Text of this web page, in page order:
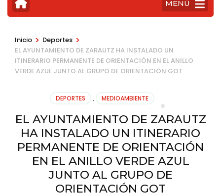
MENÚ
Inicio > Deportes >
EL AYUNTAMIENTO DE ZARAUTZ HA INSTALADO UN
ITINERARIO PERMANENTE DE ORIENTACIÓN EN EL ANILLO
VERDE AZUL JUNTO AL GRUPO DE ORIENTACIÓN GOT
DEPORTES , MEDIOAMBIENTE
EL AYUNTAMIENTO DE ZARAUTZ
HA INSTALADO UN ITINERARIO
PERMANENTE DE ORIENTACIÓN
EN EL ANILLO VERDE AZUL
JUNTO AL GRUPO DE
ORIENTACIÓN GOT